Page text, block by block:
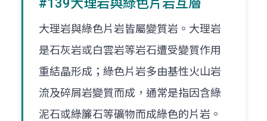
#139大理岩與綠色片岩互層
大理岩與綠色片岩皆屬變質岩。大理岩
是石灰岩或白雲岩等岩石遭受變質作用
重結晶形成；綠色片岩多由基性火山岩
流及碎屑岩變質而成，通常是指因含綠
泥石或綠簾石等礦物而成綠色的片岩。